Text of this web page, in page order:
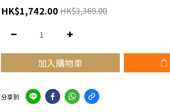
HK$1,742.00HK$3,369.00
加入購物車
分享到